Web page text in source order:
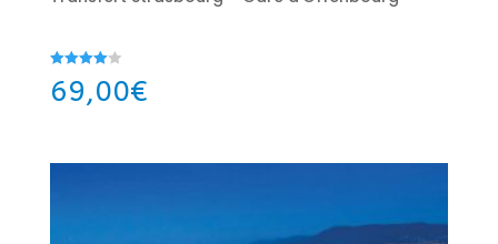
4.00
sur 5
69,00€